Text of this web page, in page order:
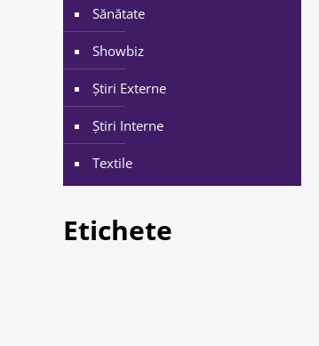
Sănătate
Showbiz
Știri Externe
Știri Interne
Textile
Etichete